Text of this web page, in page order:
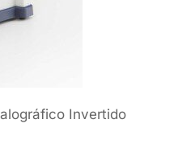
Invertido